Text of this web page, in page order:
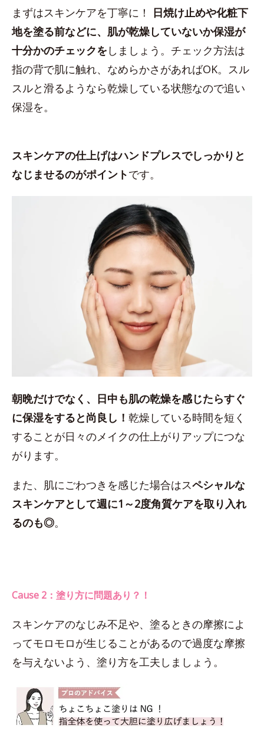
まずはスキンケアを丁寧に！
日焼け止めや化粧下
地を塗る前などに、肌が乾燥していないか保湿が
十分かのチェックを しましょう。チェック方法は
指の背で肌に触れ、なめらかさがあればOK。スル
スルと滑るようなら乾燥している状態なので追い
保湿を。
スキンケアの仕上げはハンドプレスでしっかりと
なじませるのがポイントです。
朝晩だけでなく、日中も肌の乾燥を感じたらすぐ
に保湿をすると尚良し！ 乾燥している時間を短く
することが日々のメイクの仕上がりアップにつな
がります。
また、肌にごわつきを感じた場合はスペシャルな
スキンケアとして週に1～2度角質ケアを取り入れ
るのも◎。
Cause 2：塗り方に問題あり？！
スキンケアのなじみ不足や、塗るときの摩擦によ
ってモロモロが生じることがあるので過度な摩擦
を与えないよう、塗り方を工夫しましょう。